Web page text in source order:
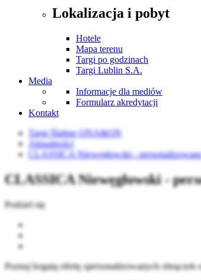
Lokalizacja i pobyt
Hotele
Mapa terenu
Targi po godzinach
Targi Lublin S.A.
Media
Informacje dla mediów
Formularz akredytacji
Kontakt
Targi Ślubne ONA&ON
Aktualności
CLASSICA Niewęgłowski -
CLASSICA Niewęgłowski -
Podziel się
Poznaj bogatą ofertę spersonalizowanych